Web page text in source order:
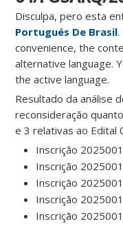
Disculpa, pero esta
Portugués De Brasil.
convenience, the
alternative language.
the active language.
Resultado da análise
reconsideração
e 3 relativas ao Edital
Inscrição
Inscrição
Inscrição
Inscrição
Inscrição